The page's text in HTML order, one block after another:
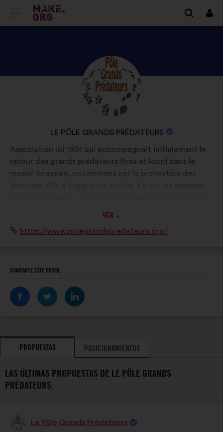
IR
PÁGINA
DE
MAKE.ORG
DESCUBRE
PERFIL
PÔLE
GRANDS
NOMBRE
DE
ORGANIZACIÓN:
LE PÔLE GRANDS PRÉDATEURS
Biografía:
Association loi 1901 qui accompagnait initialement le
retour des grands prédateurs (lynx et loup) dans le
massif jurassien, notamment par la protection des
pour aller sur le chemin d'une cohabitation réussie
VER +
Sitiohttps://www.polegrandspredateurs.org/
COMPARTE ESTE PERFIL
PROPUESTAS POSICIONAMIENTOS
LAS ÚLTIMAS PROPUESTAS DE LE PÔLE GRANDS
PRÉDATEURS:
PropuestaLe Pôle Grands Prédateurs